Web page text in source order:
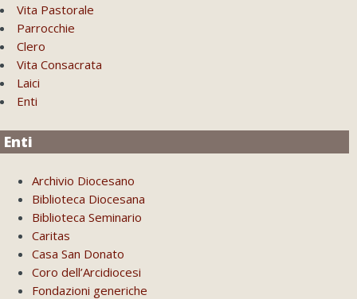
Vita Pastorale
Parrocchie
Clero
Vita Consacrata
Laici
Enti
Enti
Archivio Diocesano
Biblioteca Diocesana
Biblioteca Seminario
Caritas
Casa San Donato
Coro dell’Arcidiocesi
Fondazioni generiche